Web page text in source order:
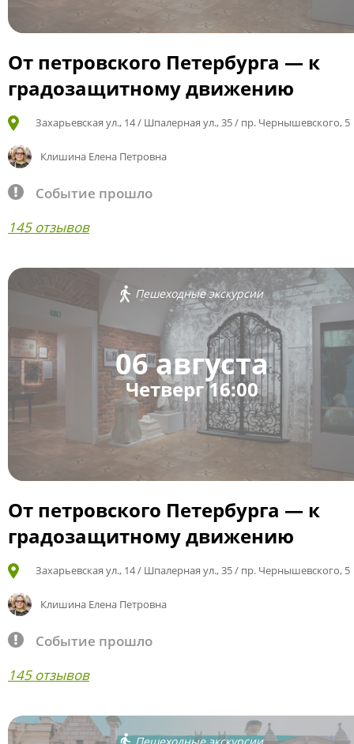
От петровского Петербурга — к
градозащитному движению
Захарьевская ул., 14 / Шпалерная ул., 35 / пр. Чернышевского, 5
Клишина Елена Петровна
Событие прошло
145 отзывов
Пешеходные экскурсии
06 августа
Четверг 16:00
От петровского Петербурга — к
градозащитному движению
Захарьевская ул., 14 / Шпалерная ул., 35 / пр. Чернышевского, 5
Клишина Елена Петровна
Событие прошло
145 отзывов